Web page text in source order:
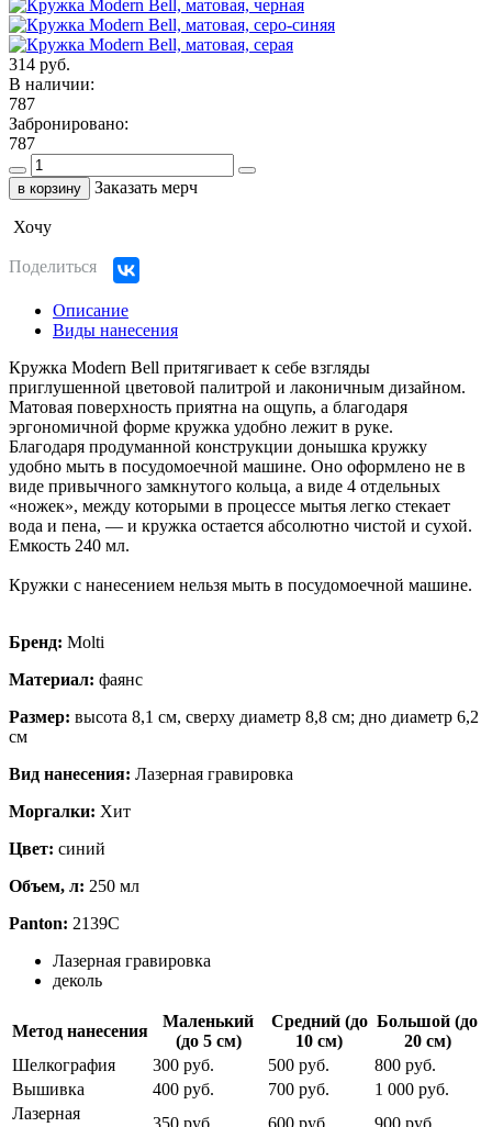
314 руб.
В наличии:
787
Забронировано:
787
в корзину Заказать мерч
Хочу
Поделиться
Описание
Виды нанесения
Кружка Modern Bell притягивает к себе взгляды
приглушенной цветовой палитрой и лаконичным дизайном.
Матовая поверхность приятна на ощупь, а благодаря
эргономичной форме кружка удобно лежит в руке.
Благодаря продуманной конструкции донышка кружку
удобно мыть в посудомоечной машине. Оно оформлено не в
виде привычного замкнутого кольца, а виде 4 отдельных
«ножек», между которыми в процессе мытья легко стекает
вода и пена, — и кружка остается абсолютно чистой и сухой.
Емкость 240 мл.
Кружки с нанесением нельзя мыть в посудомоечной машине.
Бренд: Molti
Материал: фаянс
Размер: высота 8,1 см, сверху диаметр 8,8 см; дно диаметр 6,2
см
Вид нанесения: Лазерная гравировка
Моргалки: Хит
Цвет: синий
Объем, л: 250 мл
Panton: 2139С
Лазерная гравировка
деколь
Метод нанесения
Маленький
(до 5 см)
Средний (до
10 см)
Большой (до
20 см)
Шелкография
300 руб. 500 руб.
800 руб.
Вышивка
400 руб. 700 руб.
1 000 руб.
Лазерная
350 руб. 600 руб. 900 руб.